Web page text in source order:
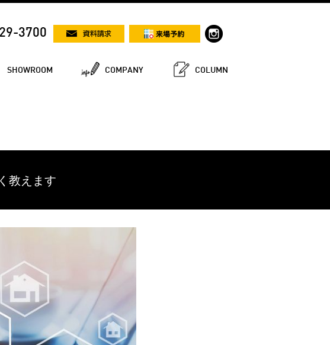
3700
SHOWROOM COMPANY COLUMN
教えます